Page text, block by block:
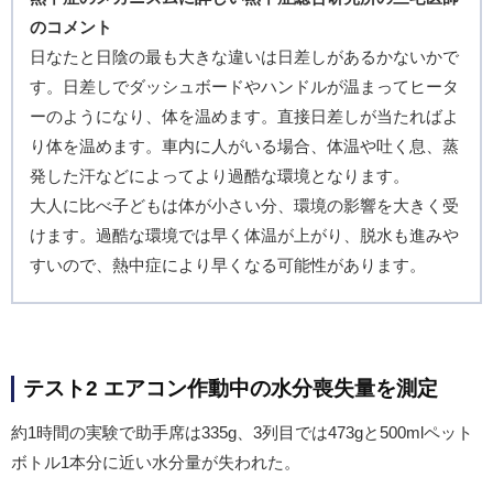
のコメント
日なたと日陰の最も大きな違いは日差しがあるかないかで
す。日差しでダッシュボードやハンドルが温まってヒータ
ーのようになり、体を温めます。直接日差しが当たればよ
り体を温めます。車内に人がいる場合、体温や吐く息、蒸
発した汗などによってより過酷な環境となります。
大人に比べ子どもは体が小さい分、環境の影響を大きく受
けます。過酷な環境では早く体温が上がり、脱水も進みや
すいので、熱中症により早くなる可能性があります。
テスト2 エアコン作動中の水分喪失量を測定
約1時間の実験で助手席は335g、3列目では473gと500mlペット
ボトル1本分に近い水分量が失われた。